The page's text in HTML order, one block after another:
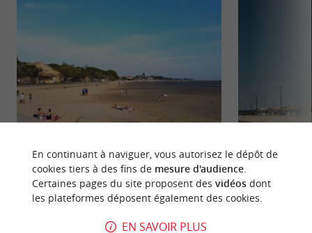
Plage du Port Ostréicole d'Andernos
Juste à côté du port, on peut y venir avant ou
après la promenade et la dégustation de délicieuses
huîtres ...
Andernos-les-
La petite station
nature, est riche
dont de
En continuant à naviguer, vous autorisez le dépôt de
cookies tiers à des fins de mesure d'audience.
Certaines pages du site proposent des vidéosdont
les plateformes déposent également des cookies.
EN SAVOIR PLUS